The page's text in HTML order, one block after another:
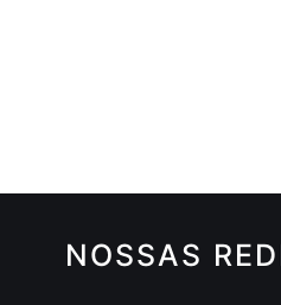
NOSSAS